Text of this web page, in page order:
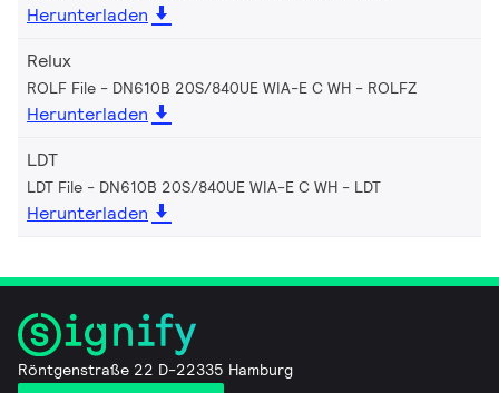
Herunterladen
Relux
ROLF File - DN610B 20S/840UE WIA-E C WH ROLFZ
Herunterladen
LDT
LDT File - DN610B 20S/840UE WIA-E C WH LDT
Herunterladen
Röntgenstraße 22 D-22335 Hamburg